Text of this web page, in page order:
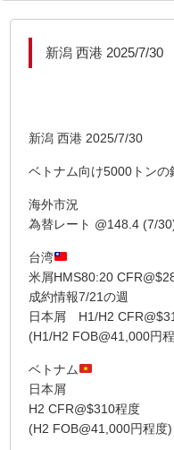
新潟 西港 2025/7/30
新潟 西港 2025/7/30
ベトナム向け5000トン
海外市況
為替レート @148.4 (7/
台湾
米屑HMS80:20
成約情報7/21の週
日本屑 H1/H2
(H1/H2 FOB@41,000円
ベトナム
日本屑
H2 CFR@$310程度
(H2 FOB@41,000円程度)